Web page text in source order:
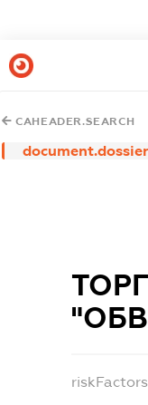
CAHEADER.SEARCH
document.dossier